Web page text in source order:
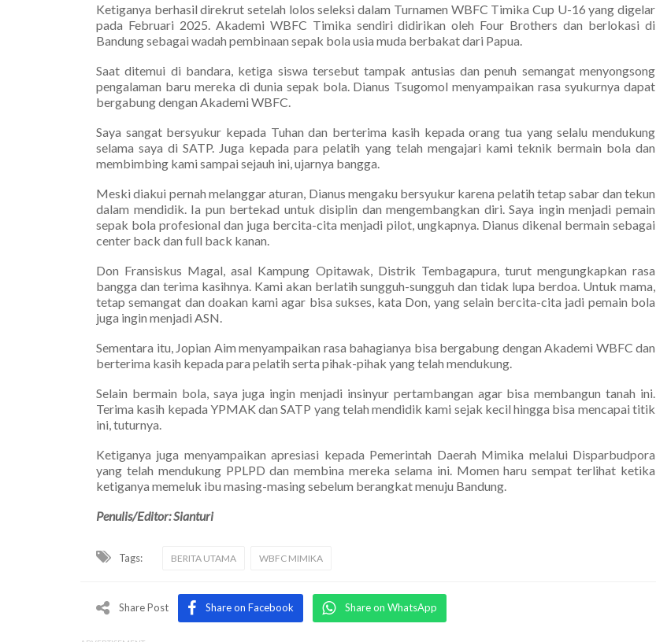
Ketiganya berhasil direkrut setelah lolos seleksi dalam Turnamen WBFC Timika Cup U-16 yang digelar
pada Februari 2025. Akademi WBFC Timika sendiri didirikan oleh Four Brothers dan berlokasi di
Bandung sebagai wadah pembinaan sepak bola usia muda berbakat dari Papua.
Saat ditemui di bandara, ketiga siswa tersebut tampak antusias dan penuh semangat menyongsong
pengalaman baru mereka di dunia sepak bola. Dianus Tsugomol menyampaikan rasa syukurnya dapat
bergabung dengan Akademi WBFC.
Saya sangat bersyukur kepada Tuhan dan berterima kasih kepada orang tua yang selalu mendukung
selama saya di SATP. Juga kepada para pelatih yang telah mengajari kami teknik bermain bola dan
membimbing kami sampai sejauh ini, ujarnya bangga.
Meski diakui pernah melanggar aturan, Dianus mengaku bersyukur karena pelatih tetap sabar dan tekun
dalam mendidik. Ia pun bertekad untuk disiplin dan mengembangkan diri. Saya ingin menjadi pemain
sepak bola profesional dan juga bercita-cita menjadi pilot, ungkapnya. Dianus dikenal bermain sebagai
center back dan full back kanan.
Don Fransiskus Magal, asal Kampung Opitawak, Distrik Tembagapura, turut mengungkapkan rasa
bangga dan terima kasihnya. Kami akan berlatih sungguh-sungguh dan tidak lupa berdoa. Untuk mama,
tetap semangat dan doakan kami agar bisa sukses, kata Don, yang selain bercita-cita jadi pemain bola
juga ingin menjadi ASN.
Sementara itu, Jopian Aim menyampaikan rasa bahagianya bisa bergabung dengan Akademi WBFC dan
berterima kasih kepada para pelatih serta pihak-pihak yang telah mendukung.
Selain bermain bola, saya juga ingin menjadi insinyur pertambangan agar bisa membangun tanah ini.
Terima kasih kepada YPMAK dan SATP yang telah mendidik kami sejak kecil hingga bisa mencapai titik
ini, tuturnya.
Ketiganya juga menyampaikan apresiasi kepada Pemerintah Daerah Mimika melalui Disparbudpora
yang telah mendukung PPLPD dan membina mereka selama ini. Momen haru sempat terlihat ketika
ketiganya memeluk ibu masing-masing sebelum berangkat menuju Bandung.
Penulis/Editor: Sianturi
Tags: BERITA UTAMA WBFC MIMIKA
Share Post Share on Facebook Share on WhatsApp